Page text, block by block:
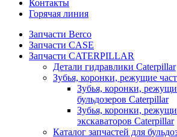
Контакты
Горячая линия
Запчасти Berco
Запчасти CASE
Запчасти CATERPILLAR
Детали гидравлики Caterpillar
Зубья, коронки, режущие
Зубья, коронки,
бульдозеров Caterpillar
Зубья, коронки,
экскаваторов Caterpillar
Каталог запчастей для